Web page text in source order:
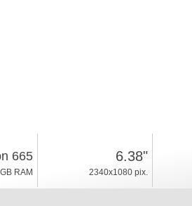
665
RAM
6.38"
2340x1080 pix.